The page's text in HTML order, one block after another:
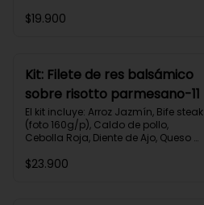
Impresa.
$19.900
Kit: Filete de res balsámico
sobre risotto parmesano-11
El kit incluye: Arroz Jazmín, Bife steak
(foto 160g/p), Caldo de pollo,
Cebolla Roja, Diente de Ajo, Queso
Tipo Cherry, Vinagre Balsámico y
$23.900